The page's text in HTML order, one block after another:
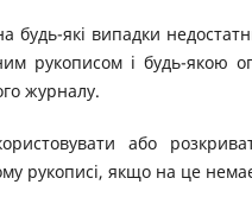
будь-які випадки
рукописом і будь-якою
журналу.
або
рукописі, якщо на це